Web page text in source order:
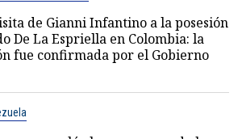
de Gianni Infantino a la posesión
De La Espriella en Colombia: la
fue confirmada por el Gobierno